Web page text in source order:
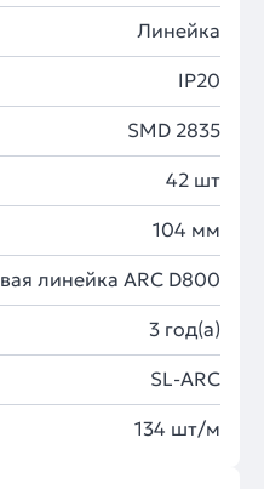
Линейка
IP20
SMD 2835
42 шт
104 мм
линейка ARC D800
3 год(а)
SL-ARC
134 шт/м